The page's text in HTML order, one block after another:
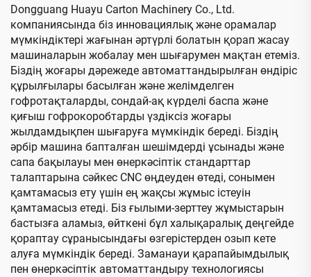
байланымы бар машина
(Вакуумды трансферлік
төменгі баспа)
Dongguang Huayu Carton Machinery Co., Ltd.
компаниясында біз инновациялық және орамалар
мүмкіндіктері жағынан әртүрлі болатын қорап жасау
машиналарын жобалау мен шығарумен мақтан етеміз.
Біздің жоғары дәрежеде автоматтандырылған өндіріс
құрылғылары басылған және желімделген
гофротақталарды, сондай-ақ күрделі баспа және
қиғыш гофрокоробтарды үздіксіз жоғары
жылдамдықпен шығаруға мүмкіндік береді. Біздің
әрбір машина бапталған шешімдерді ұсынады және
сапа бақылауы мен өнеркәсіптік стандарттар
талаптарына сәйкес CNC өңдеуден өтеді, сонымен
қамтамасыз ету үшін ең жақсы жұмыс істеуін
қамтамасыз етеді. Біз ғылыми-зерттеу жұмыстарын
бастызға аламыз, өйткені бұл халықаралық деңгейде
қораптау сұранысындағы өзгерістерден озып кете
алуға мүмкіндік береді. Заманауи қарапайымдылық
пен өнеркәсіптік автоматтандыру технологиясы